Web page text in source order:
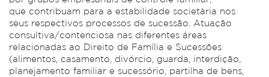
que contribuam para a estabilidade societária nos
seus respectivos processos de sucessão. Atuação
consultiva/contenciosa nas diferentes áreas
relacionadas ao Direito de Família e Sucessões
(alimentos, casamento, divórcio, guarda, interdição,
planejamento familiar e sucessório, partilha de bens,